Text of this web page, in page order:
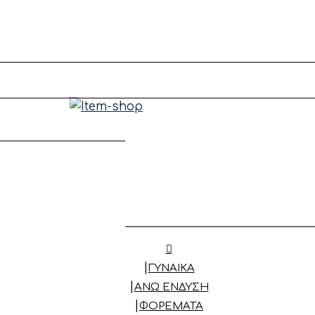
ΓΥΝΑΙΚΑ
ΆΝΩ ΈΝΔΥΣΗ
ΦΟΡΈΜΑΤΑ